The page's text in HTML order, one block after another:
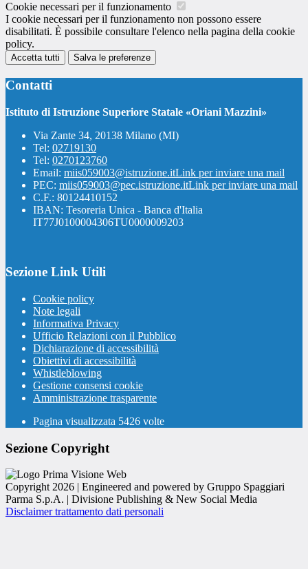
Cookie necessari per il funzionamento
I cookie necessari per il funzionamento non possono essere
disabilitati. È possibile consultare l'elenco nella pagina della cookie
policy.
Accetta tutti Salva le preferenze
Contatti
Istituto di Istruzione Superiore Statale «Oriani Mazzini»
Via Zante 34, 20138 Milano (MI)
Tel: 02719130
Tel: 0270123760
Email: miis059003@istruzione.itLink per inviare una mail
PEC: miis059003@pec.istruzione.itLink per inviare una mail
C.F.: 80124410152
IBAN: Tesoreria Unica - Banca d'Italia
IT77J0100004306TU0000009203
Sezione Link Utili
Cookie policy
Note legali
Informativa Privacy
Ufficio Relazioni con il Pubblico
Dichiarazione di accessibilità
Obiettivi di accessibilità
Whistleblowing
Gestione consensi cookie
Amministrazione trasparente
Pagina visualizzata 5426 volte
Sezione Copyright
Copyright 2026 | Engineered and powered by Gruppo Spaggiari
Parma S.p.A. | Divisione Publishing & New Social Media
Disclaimer trattamento dati personali